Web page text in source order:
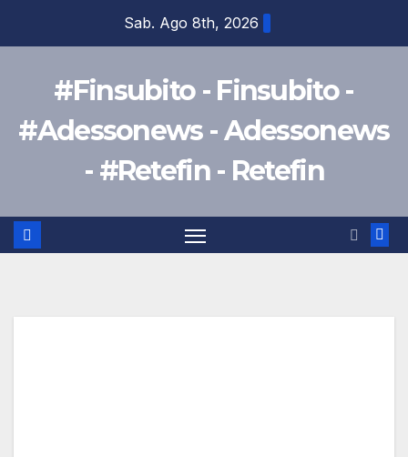
Sab. Ago 8th, 2026
#Finsubito - Finsubito -
#Adessonews - Adessonews
- #Retefin - Retefin